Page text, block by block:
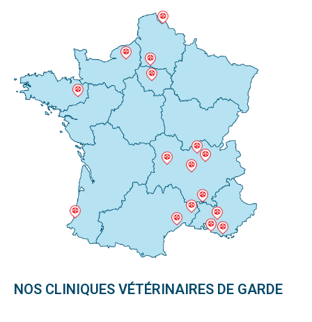
NOS CLINIQUES VÉTÉRINAIRES DE GARDE